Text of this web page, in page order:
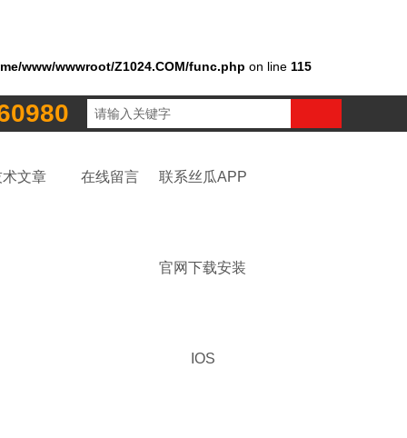
www/wwwroot/Z1024.COM/func.php on line 115
术文章 在线留言 联系丝瓜APP
官网下载安装
IOS